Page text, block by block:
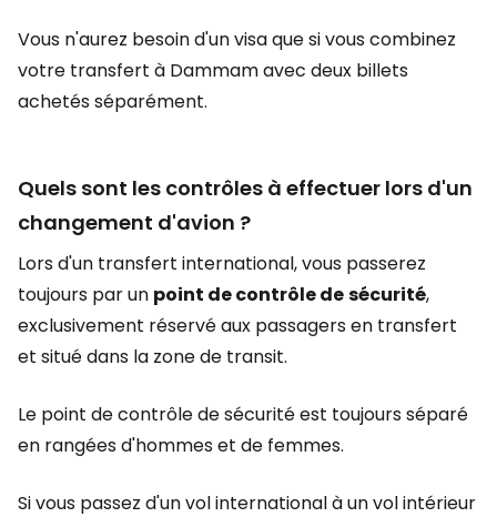
Vous n'aurez besoin d'un visa que si vous combinez
votre transfert à Dammam avec deux billets
achetés séparément.
Quels sont les contrôles à effectuer lors d'un
changement d'avion ?
Lors d'un transfert international, vous passerez
toujours par un point de contrôle desécurité,
exclusivement réservé aux passagers en transfert
et situé dans la zone de transit.
Le point de contrôle de sécurité est toujours séparé
en rangées d'hommes et de femmes.
Si vous passez d'un vol international à un vol intérieur